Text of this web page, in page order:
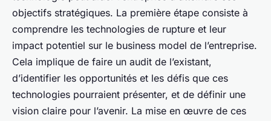
objectifs stratégiques. La première étape consiste à
comprendre les technologies de rupture et leur
impact potentiel sur le business model de l’entreprise.
Cela implique de faire un audit de l’existant,
d’identifier les opportunités et les défis que ces
technologies pourraient présenter, et de définir une
vision claire pour l’avenir. La mise en œuvre de ces